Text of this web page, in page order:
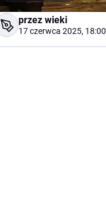
przez wieki
17 czerwca 2025, 18:00